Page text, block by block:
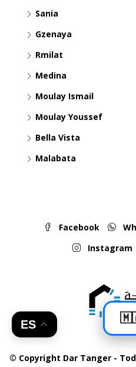
Sania
Gzenaya
Rmilat
Medina
Moulay Ismail
Moulay Youssef
Bella Vista
Malabata
Facebook
Instagram
© Copyright Dar Tanger -
ES